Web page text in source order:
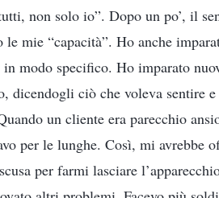
non solo io”. Dopo un po’, il
mie “capacità”. Ho anche
modo specifico. Ho imparato
dicendogli ciò che voleva sentire
un cliente era parecchio
per le lunghe. Così, mi avrebbe
per farmi lasciare